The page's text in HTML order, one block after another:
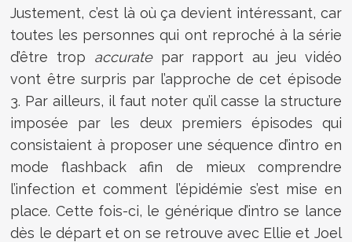
Justement, c’est là où ça devient intéressant, car
toutes les personnes qui ont reproché à la série
d’être trop accuratepar rapport au jeu vidéo
vont être surpris par l’approche de cet épisode
3. Par ailleurs, il faut noter qu’il casse la structure
imposée par les deux premiers épisodes qui
consistaient à proposer une séquence d’intro en
mode flashback afin de mieux comprendre
l’infection et comment l’épidémie s’est mise en
place. Cette fois-ci, le générique d’intro se lance
dès le départ et on se retrouve avec Ellie et Joel